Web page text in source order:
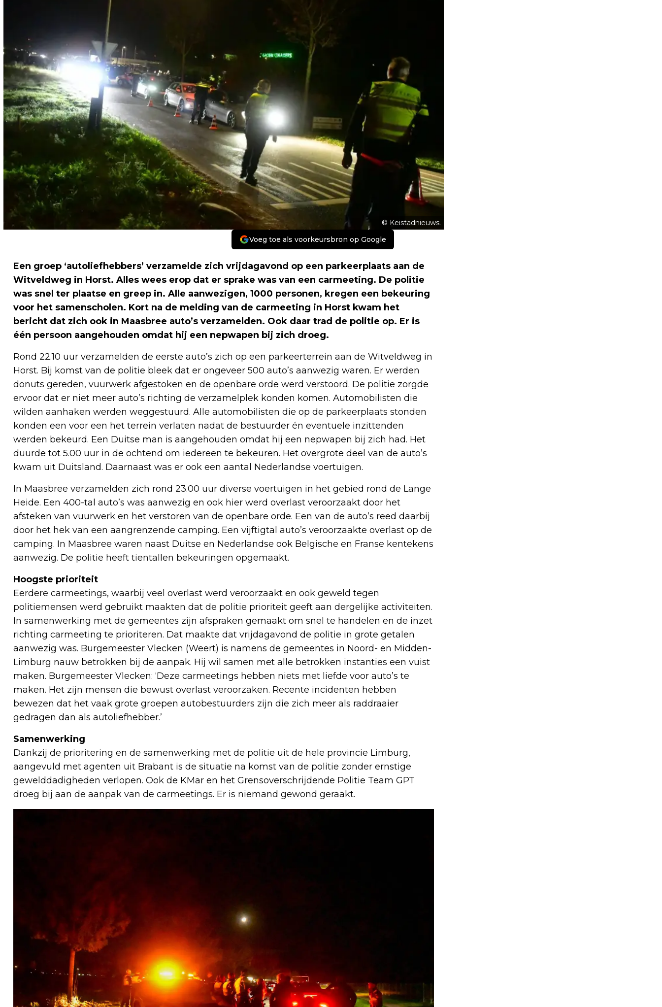
© Keistadnieuws.
Voeg toe als voorkeursbron op Google
Een groep ‘autoliefhebbers’ verzamelde zich vrijdagavond op een parkeerplaats aan de
Witveldweg in Horst. Alles wees erop dat er sprake was van een carmeeting. De politie
was snel ter plaatse en greep in. Alle aanwezigen, 1000 personen, kregen een bekeuring
voor het samenscholen. Kort na de melding van de carmeeting in Horst kwam het
bericht dat zich ook in Maasbree auto’s verzamelden. Ook daar trad de politie op. Er is
één persoon aangehouden omdat hij een nepwapen bij zich droeg.
Rond 22.10 uur verzamelden de eerste auto’s zich op een parkeerterrein aan de Witveldweg in
Horst. Bij komst van de politie bleek dat er ongeveer 500 auto’s aanwezig waren. Er werden
donuts gereden, vuurwerk afgestoken en de openbare orde werd verstoord. De politie zorgde
ervoor dat er niet meer auto’s richting de verzamelplek konden komen. Automobilisten die
wilden aanhaken werden weggestuurd. Alle automobilisten die op de parkeerplaats stonden
konden een voor een het terrein verlaten nadat de bestuurder én eventuele inzittenden
werden bekeurd. Een Duitse man is aangehouden omdat hij een nepwapen bij zich had. Het
duurde tot 5.00 uur in de ochtend om iedereen te bekeuren. Het overgrote deel van de auto’s
kwam uit Duitsland. Daarnaast was er ook een aantal Nederlandse voertuigen.
In Maasbree verzamelden zich rond 23.00 uur diverse voertuigen in het gebied rond de Lange
Heide. Een 400-tal auto’s was aanwezig en ook hier werd overlast veroorzaakt door het
afsteken van vuurwerk en het verstoren van de openbare orde. Een van de auto’s reed daarbij
door het hek van een aangrenzende camping. Een vijftigtal auto’s veroorzaakte overlast op de
camping. In Maasbree waren naast Duitse en Nederlandse ook Belgische en Franse kentekens
aanwezig. De politie heeft tientallen bekeuringen opgemaakt.
Hoogste prioriteit
Eerdere carmeetings, waarbij veel overlast werd veroorzaakt en ook geweld tegen
politiemensen werd gebruikt maakten dat de politie prioriteit geeft aan dergelijke activiteiten.
In samenwerking met de gemeentes zijn afspraken gemaakt om snel te handelen en de inzet
richting carmeeting te prioriteren. Dat maakte dat vrijdagavond de politie in grote getalen
aanwezig was. Burgemeester Vlecken (Weert) is namens de gemeentes in Noord- en Midden-
Limburg nauw betrokken bij de aanpak. Hij wil samen met alle betrokken instanties een vuist
maken. Burgemeester Vlecken: ‘Deze carmeetings hebben niets met liefde voor auto’s te
maken. Het zijn mensen die bewust overlast veroorzaken. Recente incidenten hebben
bewezen dat het vaak grote groepen autobestuurders zijn die zich meer als raddraaier
gedragen dan als autoliefhebber.’
Samenwerking
Dankzij de prioritering en de samenwerking met de politie uit de hele provincie Limburg,
aangevuld met agenten uit Brabant is de situatie na komst van de politie zonder ernstige
gewelddadigheden verlopen. Ook de KMar en het Grensoverschrijdende Politie Team GPT
droeg bij aan de aanpak van de carmeetings. Er is niemand gewond geraakt.